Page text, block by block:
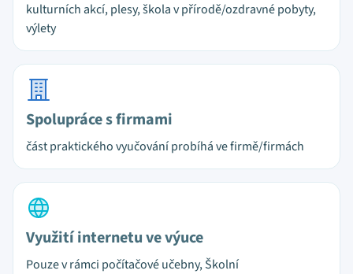
kulturních akcí, plesy, škola v přírodě/ozdravné pobyty,
výlety
Spolupráce s firmami
část praktického vyučování probíhá ve firmě/firmách
Využití internetu ve výuce
Pouze v rámci počítačové učebny, Školní